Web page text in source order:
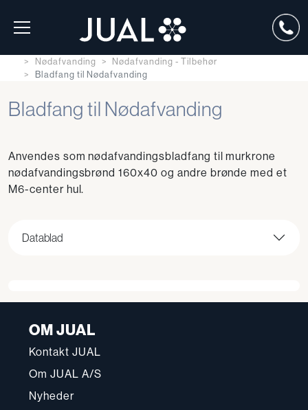
Nødafvanding
Nødafvanding - Tilbehør
Bladfang til Nødafvanding
Bladfang til Nødafvanding
Anvendes som nødafvandingsbladfang til murkrone
nødafvandingsbrønd 160x40 og andre brønde med et
M6-center hul.
Datablad
OM JUAL
Kontakt JUAL
Om JUAL A/S
Nyheder